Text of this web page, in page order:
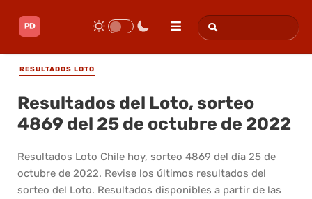
RESULTADOS LOTO
Resultados del Loto, sorteo
4869 del 25 de octubre de 2022
Resultados Loto Chile hoy, sorteo 4869 del día 25 de
octubre de 2022. Revise los últimos resultados del
sorteo del Loto. Resultados disponibles a partir de las